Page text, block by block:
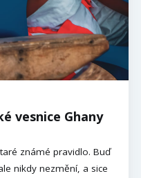
vesnice Ghany
známé pravidlo. Buď
nikdy nezmění, a sice